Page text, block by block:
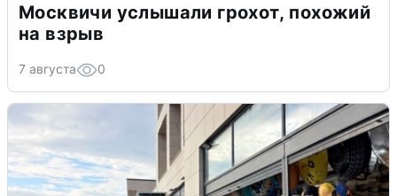
Москвичи услышали грохот, похожий
на взрыв
7 августа 0